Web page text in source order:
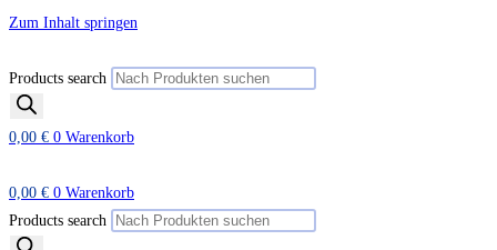
Zum Inhalt springen
Products search
0,00 € 0 Warenkorb
0,00 € 0 Warenkorb
Products search